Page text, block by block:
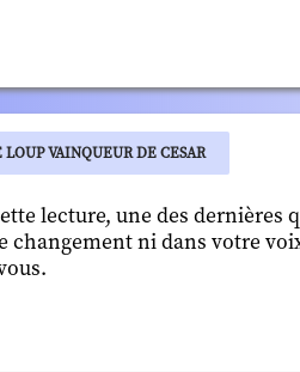
LOUP VAINQUEUR DE CESAR
lecture, une des dernières
changement ni dans votre